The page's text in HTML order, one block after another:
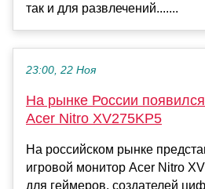
так и для развлечений.......
23:00, 22 Ноя
На рынке России
Acer Nitro XV275KP5
На российском рынке
игровой монитор Acer Nitro
для геймеров, создателей